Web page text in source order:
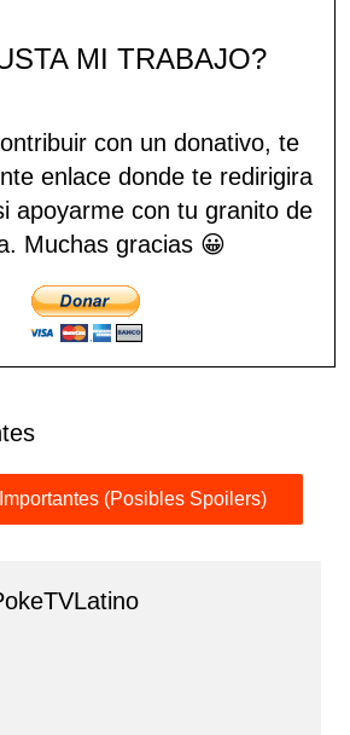
MI TRABAJO?
con un donativo, te
enlace donde te redirigira
apoyarme con tu granito de
Muchas gracias 😀